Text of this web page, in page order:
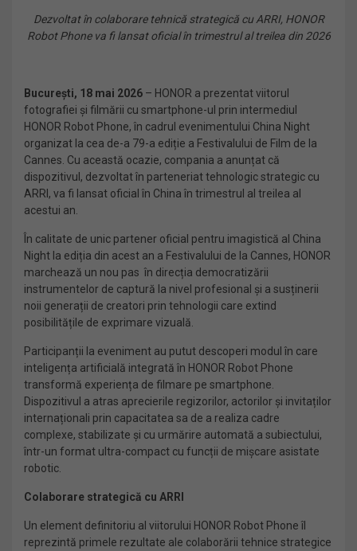
Dezvoltat în colaborare tehnică strategică cu ARRI, HONOR
Robot Phone va fi lansat oficial în trimestrul al treilea din 2026
București, 18 mai 2026 – HONOR a prezentat viitorul
fotografiei și filmării cu smartphone-ul prin intermediul
HONOR Robot Phone, în cadrul evenimentului China Night
organizat la cea de-a 79-a ediție a Festivalului de Film de la
Cannes. Cu această ocazie, compania a anunțat că
dispozitivul, dezvoltat în parteneriat tehnologic strategic cu
ARRI, va fi lansat oficial în China în trimestrul al treilea al
acestui an.
În calitate de unic partener oficial pentru imagistică al China
Night la ediția din acest an a Festivalului de la Cannes, HONOR
marchează un nou pas în direcția democratizării
instrumentelor de captură la nivel profesional și a susținerii
noii generații de creatori prin tehnologii care extind
posibilitățile de exprimare vizuală.
Participanții la eveniment au putut descoperi modul în care
inteligența artificială integrată în HONOR Robot Phone
transformă experiența de filmare pe smartphone.
Dispozitivul a atras aprecierile regizorilor, actorilor și invitaților
internaționali prin capacitatea sa de a realiza cadre
complexe, stabilizate și cu urmărire automată a subiectului,
într-un format ultra-compact cu funcții de mișcare asistate
robotic.
Colaborare strategică cu ARRI
Un element definitoriu al viitorului HONOR Robot Phone îl
reprezintă primele rezultate ale colaborării tehnice strategice